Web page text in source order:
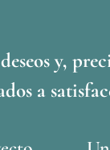
y,
a